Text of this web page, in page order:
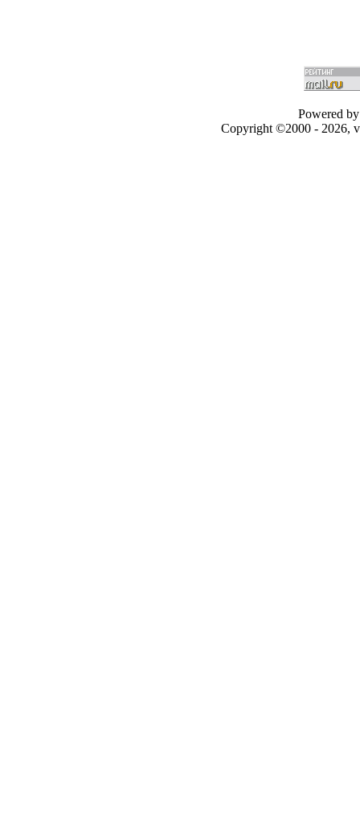
Powered
Copyright ©2000 - 2026,